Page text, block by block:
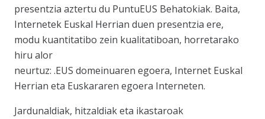
presentzia aztertu du PuntuEUS Behatokiak. Baita,
Internetek Euskal Herrian duen presentzia ere,
modu kuantitatibo zein kualitatiboan, horretarako
hiru alor
neurtuz: .EUS domeinuaren egoera, Internet Euskal
Herrian eta Euskararen egoera Interneten.
Jardunaldiak, hitzaldiak eta ikastaroak